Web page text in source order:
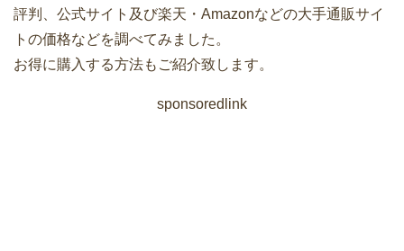
評判、公式サイト及び楽天・Amazonなどの大手通販サイ
トの価格などを調べてみました。
お得に購入する方法もご紹介致します。
sponsoredlink